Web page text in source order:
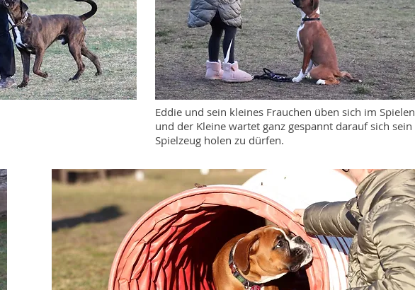
Eddie und sein kleines Frauchen üben sich im Spielen
und der Kleine wartet ganz gespannt darauf sich sein
Spielzeug holen zu dürfen.